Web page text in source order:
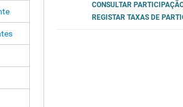
CONSULTAR
REGISTAR TAXAS DE